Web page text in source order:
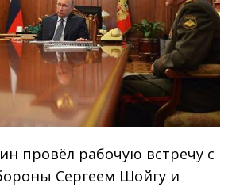
провёл рабочую встречу с
Сергеем Шойгу и